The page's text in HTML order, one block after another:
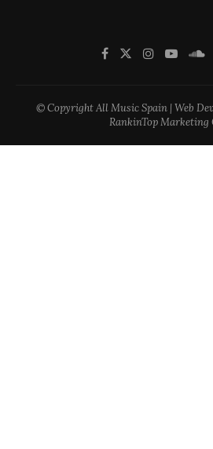
© Copyright All Music Spain | Web
RankinTop Marketing